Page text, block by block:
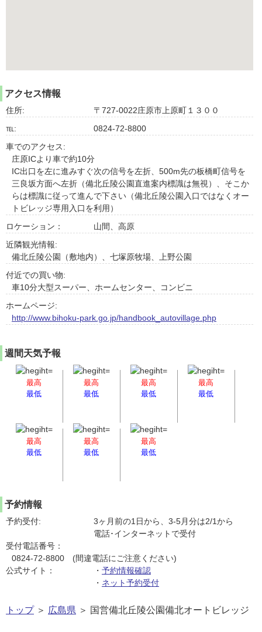
アクセス情報
住所:
〒727-0022庄原市上原町１３００
℡:
0824-72-8800
車でのアクセス:
庄原ICより車で約10分
IC出口を左に進みすぐ次の信号を左折、500m先の板橋町信号を
三良坂方面へ左折（備北丘陵公園直進案内標識は無視）、そこか
らは標識に従って進んで下さい（備北丘陵公園入口ではなくオー
トビレッジ専用入口を利用）
ロケーション：
山間、高原
近隣観光情報:
備北丘陵公園（敷地内）、七塚原牧場、上野公園
付近での買い物:
車10分大型スーパー、ホームセンター、コンビニ
ホームページ:
http://www.bihoku-park.go.jp/handbook_autovillage.php
週間天気予報
最高
最低
最高
最低
最高
最低
最高
最低
最高
最低
最高
最低
最高
最低
予約情報
予約受付:
3ヶ月前の1日から、3-5月分は2/1から
電話･インターネットで受付
受付電話番号：
0824-72-8800 (間違電話にご注意ください)
公式サイト：
・ 予約情報確認
・ ネット予約受付
トップ＞ 広島県 ＞ 国営備北丘陵公園備北オートビレッジ